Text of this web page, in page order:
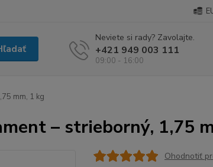
Neviete si rady? Zavolajte.
+421 949 003 111
09:00 - 16:00
mm, 1 kg
– strieborný, 1,75
Ohodnotiť